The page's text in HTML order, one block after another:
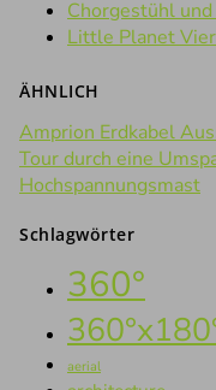
Chorgestühl
Little Planet
ÄHNLICH
Amprion Erdkabel
Tour durch eine
Hochspannungsmast
Schlagwörter
360°
aerial